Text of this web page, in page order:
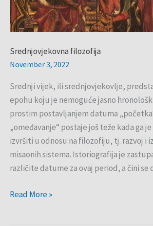
Srednjovjekovna filozofija
November 3, 2022
Srednji vijek, ili srednjovjekovlje,
epohu koju je nemoguće jasno
prostim postavljanjem datuma
„omeđavanje“ postaje još teže kada ga
izvršiti u odnosu na filozofiju, tj. razvoj i
misaonih sistema. Istoriografija je
različite datume za ovaj period, a čini se
Read More »